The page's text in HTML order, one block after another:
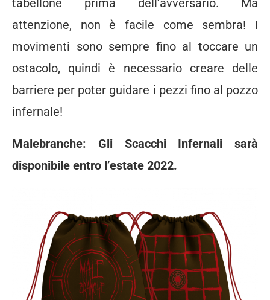
tabellone prima dell’avversario. Ma
attenzione, non è facile come sembra! I
movimenti sono sempre fino al toccare un
ostacolo, quindi è necessario creare delle
barriere per poter guidare i pezzi fino al pozzo
infernale!
Malebranche: Gli Scacchi Infernali sarà
disponibile entro l’estate 2022.